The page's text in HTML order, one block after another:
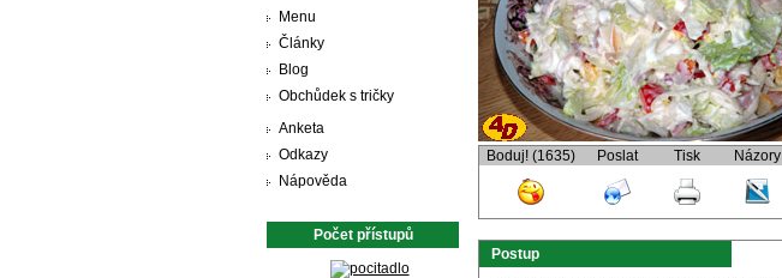
Menu
Články
Blog
Obchůdek s tričky
Anketa
Odkazy
Nápověda
Počet přístupů
Boduj! (1635) Poslat Tisk Názory
Postup